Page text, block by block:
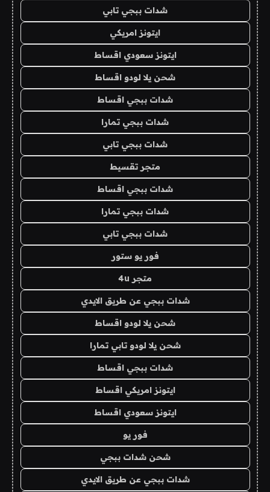
شدات ببجي تابي
ايتونز امريكي
ايتونز سعودي اقساط
شحن يلا لودو اقساط
شدات ببجي اقساط
شدات ببجي تمارا
شدات ببجي تابي
متجر تقسيط
شدات ببجي اقساط
شدات ببجي تمارا
شدات ببجي تابي
فور يو ستور
متجر 4u
شدات ببجي عن طريق الايدي
شحن يلا لودو اقساط
شحن يلا لودو تابي تمارا
شدات ببجي اقساط
ايتونز امريكي اقساط
ايتونز سعودي اقساط
فور يو
شحن شدات ببجي
شدات ببجي عن طريق الايدي